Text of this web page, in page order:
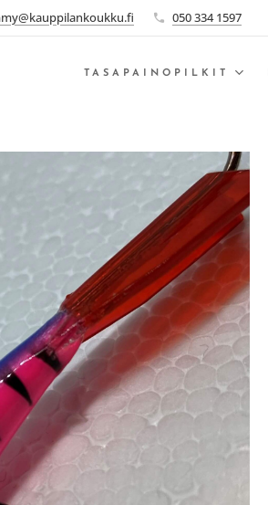
050 334 1597
TASAPAINOPILKIT